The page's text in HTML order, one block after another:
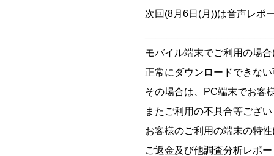
次回(8月6日(月))は音声レポ
モバイル端末でご利用の場
正常にダウンロードできな
その場合は、PC端末でお客
またご利用の不具合等ござ
お客様のご利用の端末の特
ご返金及び他調査分析レポ